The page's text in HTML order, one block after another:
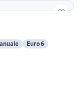
Euro 6